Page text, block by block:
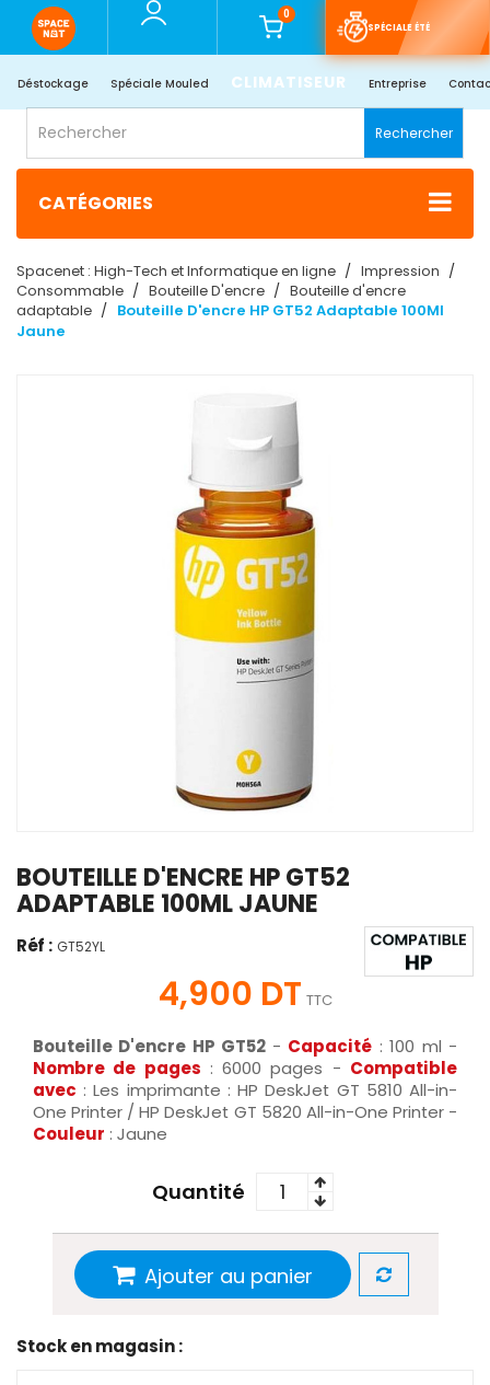
0
SPÉCIALE ÉTÉ
Déstockage Spéciale Mouled CLIMATISEUR Entreprise
Rechercher
CATÉGORIES
Spacenet : High-Tech et Informatique en ligne
Impression
Consommable
Bouteille D'encre
Bouteille d'encre
adaptable
Bouteille D'encre HP GT52 Adaptable 100Ml
Jaune
BOUTEILLE D'ENCRE HP GT52
ADAPTABLE 100ML JAUNE
Réf : GT52YL
4,900 DT TTC
Bouteille D'encre HP GT52 - Capacité : 100 ml -
Nombre de pages : 6000 pages - Compatible
avec : Les imprimante : HP DeskJet GT 5810 All-in-
One Printer / HP DeskJet GT 5820 All-in-One Printer -
Couleur : Jaune
Quantité
Ajouter au panier
Stock en magasin :